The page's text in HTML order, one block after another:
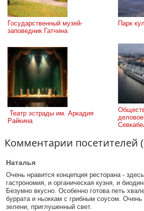
Государственный музей-
заповедник Гатчина
Парк
Райкина
Комментарии посетителей
Наталья
Очень нравится концепция ресторана -
гастрономия, и органическая кузня, и
Безумно вкусно. Особенно готова петь
буррата и ньоккам с грибным соусом.
зелени, приглушенный свет.